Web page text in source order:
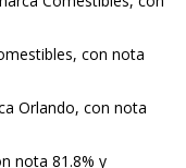
con nota
Orlando, con nota
nota 81.8% y